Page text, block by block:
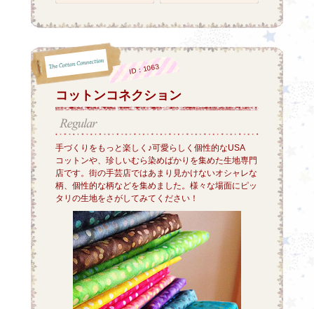
コットンコネクション
ID：1063
手づくりをもっと楽しく♪可愛らしく個性的なUSA
コットンや、珍しいむら染めばかりを集めた生地専門
店です。街の手芸店ではあまり見かけないオシャレな
柄、個性的な柄などを集めました。様々な場面にピッ
タリの生地をさがしてみてください！